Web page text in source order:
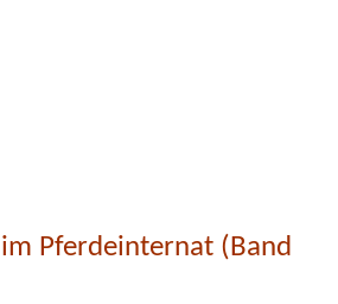
Pferdeinternat (Band